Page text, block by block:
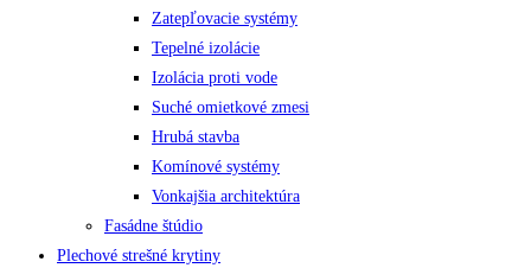
Zatepľovacie systémy
Tepelné izolácie
Izolácia proti vode
Suché omietkové zmesi
Hrubá stavba
Komínové systémy
Vonkajšia architektúra
Fasádne štúdio
Plechové strešné krytiny